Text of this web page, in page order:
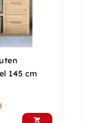
145 cm